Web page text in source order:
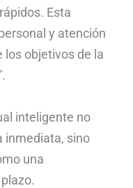
Esta
y atención
los objetivos de la
inteligente no
inmediata, sino
una